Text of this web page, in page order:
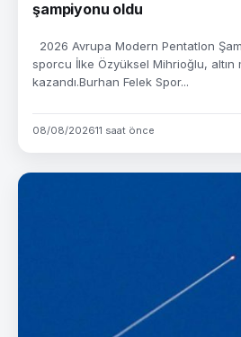
şampiyonu oldu
2026 Avrupa Modern Pentatlon
sporcu İlke Özyüksel Mihrioğlu, altın
kazandı.Burhan Felek Spor...
08/08/202611 saat önce